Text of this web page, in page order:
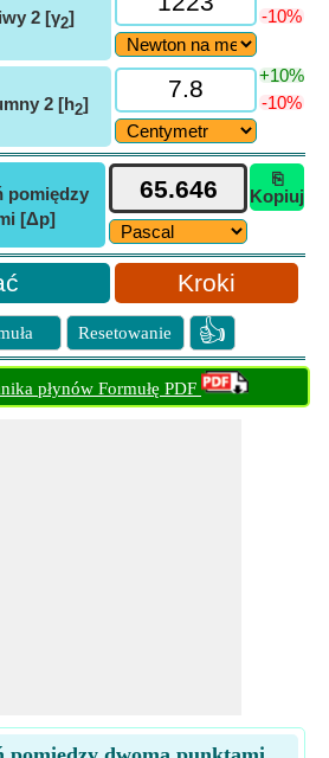
2 [γ2]
-10%
2 [h2]
+10%
-10%
pomiędzy
[Δp]
⎘
Kopiuj
Kroki
Resetowanie 👍
płynów Formułę PDF